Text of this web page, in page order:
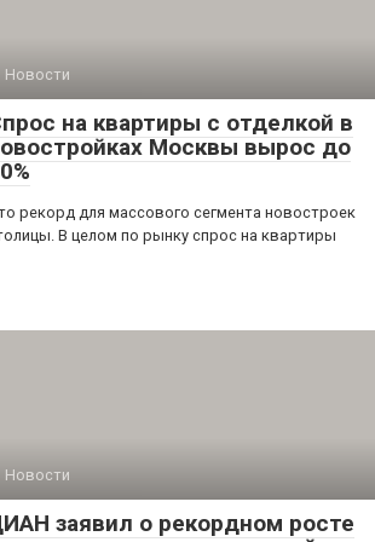
Новости
на квартиры с отделкой в
Москвы вырос до
рекорд для массового сегмента новостроек
В целом по рынку спрос на квартиры
Новости
заявил о рекордном росте